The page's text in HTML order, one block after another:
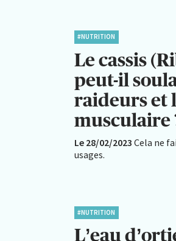
#NUTRITION
Le cassis
peut-il
raideurs et
musculaire
Le 28/02/2023 Cela ne
usages.
#NUTRITION
L’eau